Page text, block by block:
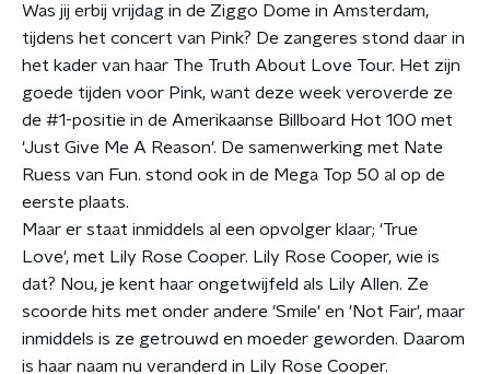
Was jij erbij vrijdag in de Ziggo Dome in Amsterdam,
tijdens het concert van Pink? De zangeres stond daar in
het kader van haar The Truth About Love Tour. Het zijn
goede tijden voor Pink, want deze week veroverde ze
de #1-positie in de Amerikaanse Billboard Hot 100 met
'Just Give Me A Reason'. De samenwerking met Nate
Ruess van Fun. stond ook in de Mega Top 50 al op de
eerste plaats.
Maar er staat inmiddels al een opvolger klaar; 'True
Love', met Lily Rose Cooper. Lily Rose Cooper, wie is
dat? Nou, je kent haar ongetwijfeld als Lily Allen. Ze
scoorde hits met onder andere 'Smile' en 'Not Fair', maar
inmiddels is ze getrouwd en moeder geworden. Daarom
is haar naam nu veranderd in Lily Rose Cooper.